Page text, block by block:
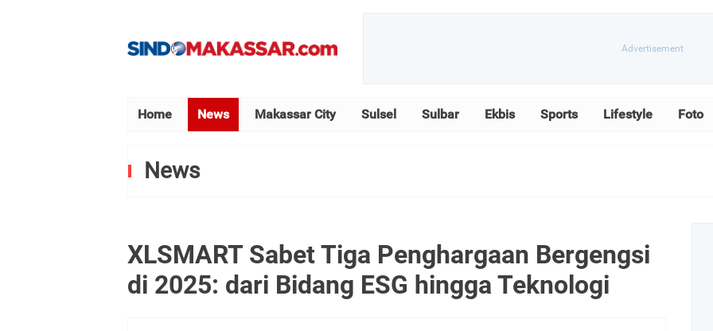
Home News Makassar City Sulsel Sulbar Ekbis Sports Lifestyle Foto
News
XLSMART Sabet Tiga Penghargaan Bergengsi
di 2025: dari Bidang ESG hingga Teknologi